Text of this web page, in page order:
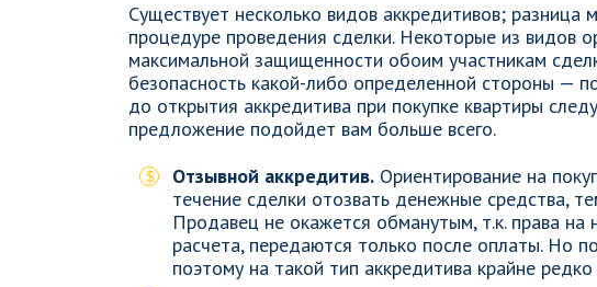
Существует несколько видов аккредитивов;
процедуре проведения сделки. Некоторые из видов
максимальной защищенности обоим участникам
безопасность какой-либо определенной стороны —
до открытия аккредитива при покупке квартиры
предложение подойдет вам больше всего.
Отзывной аккредитив. Ориентирование на
течение сделки отозвать денежные средства,
Продавец не окажется обманутым, т.к. права на
расчета, передаются только после оплаты. Но
поэтому на такой тип аккредитива крайне